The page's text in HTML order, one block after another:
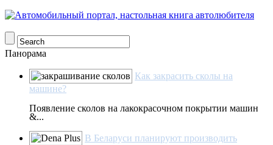
Панорама
Как закрасить сколы на
машине?
Появление сколов на лакокрасочном покрытии машин
&...
В Беларуси планируют производить